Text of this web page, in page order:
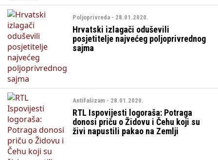
Poljoprivreda - 28.01.2020.
Hrvatski izlagači oduševili
posjetitelje najvećeg poljoprivrednog
sajma
Antifašizam - 28.01.2020.
RTL Ispovijesti logoraša: Potraga
donosi priču o Židovu i Čehu koji su
živi napustili pakao na Zemlji